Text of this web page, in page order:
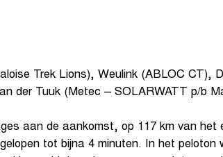
Trek Lions), Weulink (ABLOC CT),
der Tuuk (Metec – SOLARWATT p/b
aan de aankomst, op 117 km van het
tot bijna 4 minuten. In het peloton